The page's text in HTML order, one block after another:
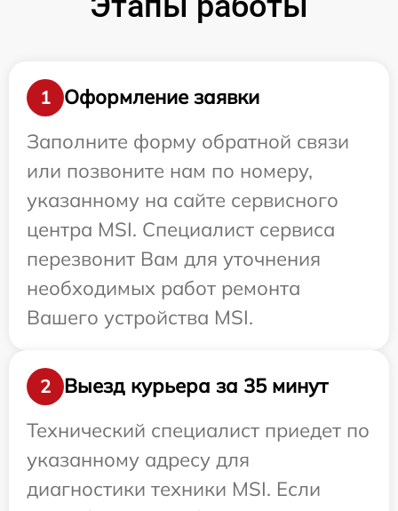
1
Оформление заявки
Заполните форму обратной связи
или позвоните нам по номеру,
указанному на сайте сервисного
центра MSI. Специалист сервиса
перезвонит Вам для уточнения
необходимых работ ремонта
Вашего устройства MSI.
2
Выезд курьера за 35 минут
Технический специалист приедет по
указанному адресу для
диагностики техники MSI. Если